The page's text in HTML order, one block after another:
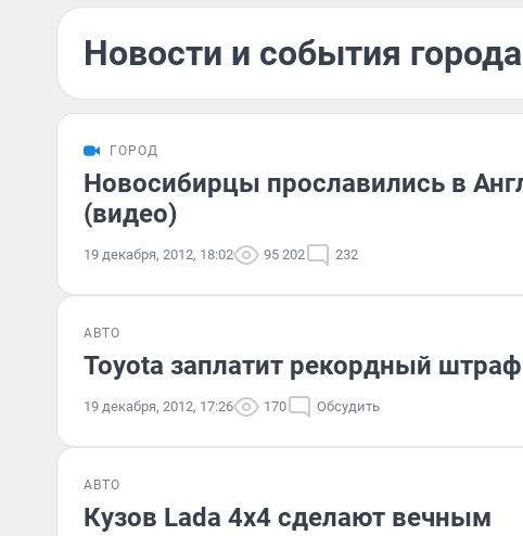
Новости и события
ГОРОД
Новосибирцы прославились в
(видео)
19 декабря, 2012, 18:02 95 202 232
АВТО
Toyota заплатит рекордный штраф
19 декабря, 2012, 17:26 170 Обсудить
АВТО
Кузов Lada 4х4 сделают вечным